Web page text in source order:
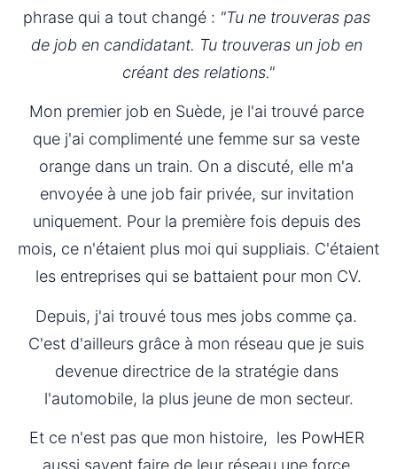
phrase qui a tout changé : "Tu ne trouveras pas
de job en candidatant. Tu trouveras un job en
créant des relations."
Mon premier job en Suède, je l'ai trouvé parce
que j'ai complimenté une femme sur sa veste
orange dans un train. On a discuté, elle m'a
envoyée à une job fair privée, sur invitation
uniquement. Pour la première fois depuis des
mois, ce n'étaient plus moi qui suppliais. C'étaient
les entreprises qui se battaient pour mon CV.
Depuis, j'ai trouvé tous mes jobs comme ça.
C'est d'ailleurs grâce à mon réseau que je suis
devenue directrice de la stratégie dans
l'automobile, la plus jeune de mon secteur.
Et ce n'est pas que mon histoire,  les PowHER
aussi savent faire de leur réseau une force.